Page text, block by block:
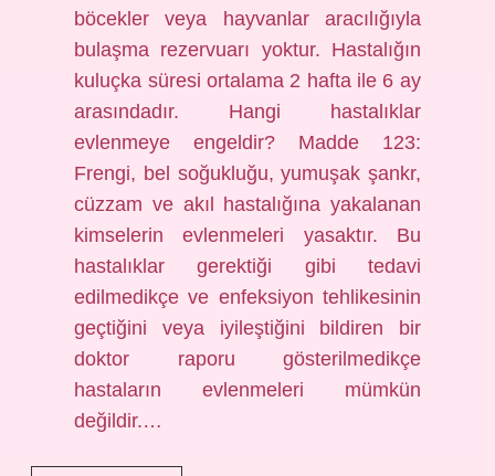
böcekler veya hayvanlar aracılığıyla
bulaşma rezervuarı yoktur. Hastalığın
kuluçka süresi ortalama 2 hafta ile 6 ay
arasındadır. Hangi hastalıklar
evlenmeye engeldir? Madde 123:
Frengi, bel soğukluğu, yumuşak şankr,
cüzzam ve akıl hastalığına yakalanan
kimselerin evlenmeleri yasaktır. Bu
hastalıklar gerektiği gibi tedavi
edilmedikçe ve enfeksiyon tehlikesinin
geçtiğini veya iyileştiğini bildiren bir
doktor raporu gösterilmedikçe
hastaların evlenmeleri mümkün
değildir.…